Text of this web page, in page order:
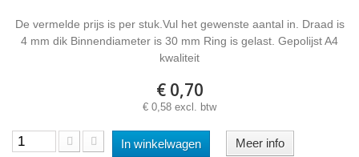
De vermelde prijs is per stuk.Vul het gewenste aantal in. Draad is
4 mm dik Binnendiameter is 30 mm Ring is gelast. Gepolijst A4
kwaliteit
€ 0,70
€ 0,58 excl. btw
In winkelwagen Meer info